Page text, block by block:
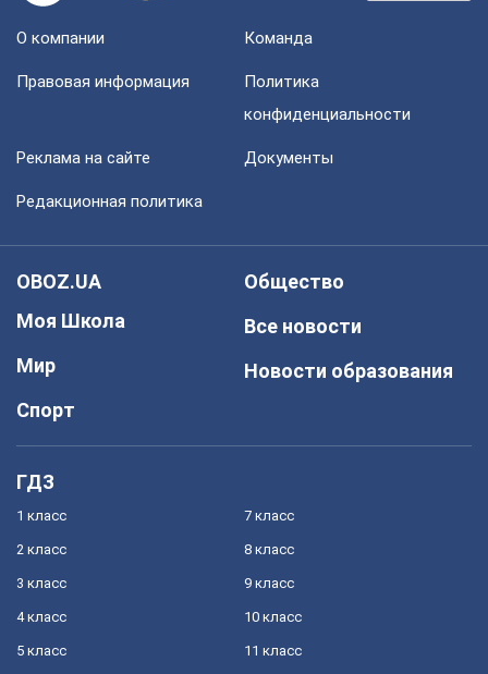
О компании Команда
Правовая информация
Политика
конфиденциальности
Реклама на сайте Документы
Редакционная политика
OBOZ.UA
Моя Школа
Мир
Спорт
Общество
Все новости
Новости образования
ГДЗ
1 класс
2 класс
3 класс
4 класс
5 класс
7 класс
8 класс
9 класс
10 класс
11 класс